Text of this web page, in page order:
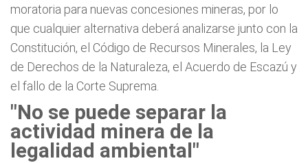
moratoria para nuevas concesiones mineras, por lo
que cualquier alternativa deberá analizarse junto con la
Constitución, el Código de Recursos Minerales, la Ley
de Derechos de la Naturaleza, el Acuerdo de Escazú y
el fallo de la Corte Suprema.
"No se puede separar la
actividad minera de la
legalidad ambiental"